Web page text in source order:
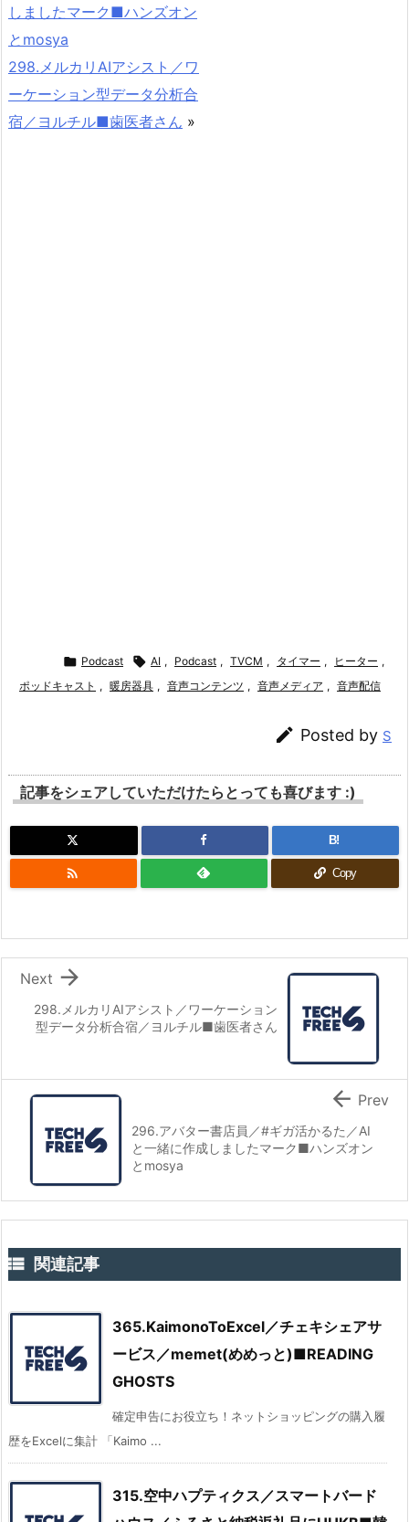
しましたマーク■ハンズオン
とmosya
298.メルカリAIアシスト／ワ
ーケーション型データ分析合
宿／ヨルチル■歯医者さん »
 Podcast  AI , Podcast , TVCM , タイマー , ヒーター ,
ポッドキャスト , 暖房器具 , 音声コンテンツ , 音声メディア , 音声配信
 Posted by S
記事をシェアしていただけたらとっても喜びます :)
B!
 Copy
298.メルカリAIアシスト／ワーケーション
型データ分析合宿／ヨルチル■歯医者さん

Next
296.アバター書店員／#ギガ活かるた／AI
と一緒に作成しましたマーク■ハンズオン
とmosya
 Prev
 関連記事
365.KaimonoToExcel／チェキシェアサ
ービス／memet(めめっと)■READING
GHOSTS
確定申告にお役立ち！ネットショッピングの購入履
歴をExcelに集計 「Kaimo ...
315.空中ハプティクス／スマートバード